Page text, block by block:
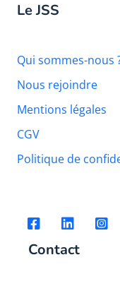
Le JSS
Qui sommes-nous
Nous rejoindre
Mentions légales
CGV
Politique de
Contact